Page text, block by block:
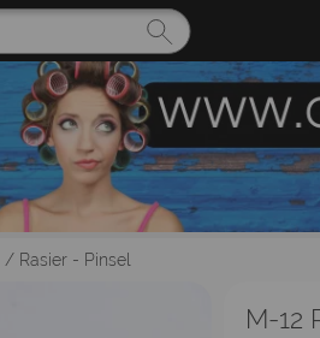
/ Rasier - Pinsel
M-12